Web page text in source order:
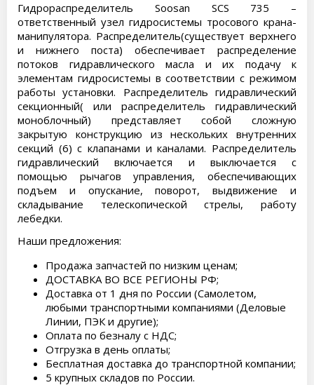
Гидрораспределитель Soosan SCS 735 –
ответственный узел гидросистемы тросового крана-
манипулятора. Распределитель(существует верхнего
и нижнего поста) обеспечивает распределение
потоков гидравлического масла и их подачу к
элементам гидросистемы в соответствии с режимом
работы установки. Распределитель гидравлический
секционный( или распределитель гидравлический
моноблочный) представляет собой сложную
закрытую конструкцию из нескольких внутренних
секций (6) с клапанами и каналами. Распределитель
гидравлический включается и выключается с
помощью рычагов управления, обеспечивающих
подъем и опускание, поворот, выдвижение и
складывание телескопической стрелы, работу
лебедки.
Наши предложения:
Продажа запчастей по низким ценам;
ДОСТАВКА ВО ВСЕ РЕГИОНЫ РФ;
Доставка от 1 дня по России (Самолетом,
любыми транспортными компаниями (Деловые
Линии, ПЭК и другие);
Оплата по безналу с НДС;
Отгрузка в день оплаты;
Бесплатная доставка до транспортной компании;
5 крупных складов по России.